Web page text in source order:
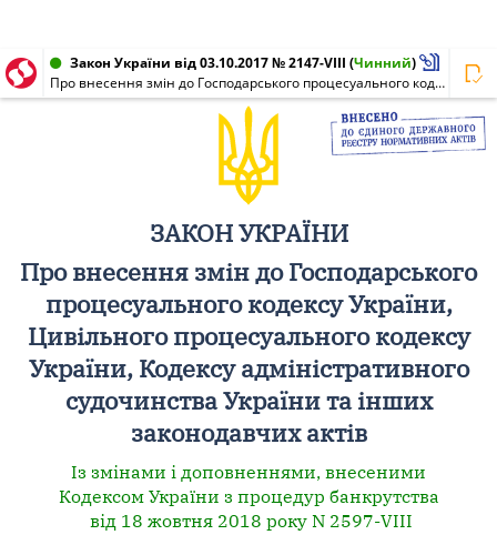
Закон України від 03.10.2017 № 2147-VIII (Чинний)
Про внесення змін до Господарського процесуального кодексу України, Цивільного процесуального кодексу України, Кодексу адміністративного судочинства України та інших законодавчих актів